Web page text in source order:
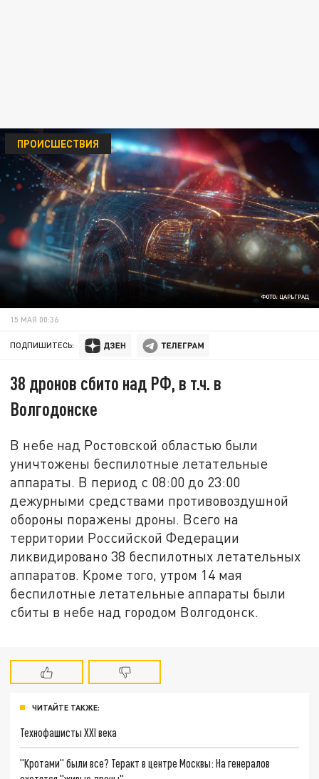
ФОТО: ЦАРЬГРАД
ПРОИСШЕСТВИЯ
15 МАЯ 00:36
ПОДПИШИТЕСЬ:
38 дронов сбито над РФ, в т.ч. в
Волгодонске
В небе над Ростовской областью были
уничтожены беспилотные летательные
аппараты. В период с 08:00 до 23:00
дежурными средствами противовоздушной
обороны поражены дроны. Всего на
территории Российской Федерации
ликвидировано 38 беспилотных летательных
аппаратов. Кроме того, утром 14 мая
беспилотные летательные аппараты были
сбиты в небе над городом Волгодонск.
ЧИТАЙТЕ ТАКЖЕ:
Технофашисты XXI века
"Кротами" были все? Теракт в центре Москвы: На генералов